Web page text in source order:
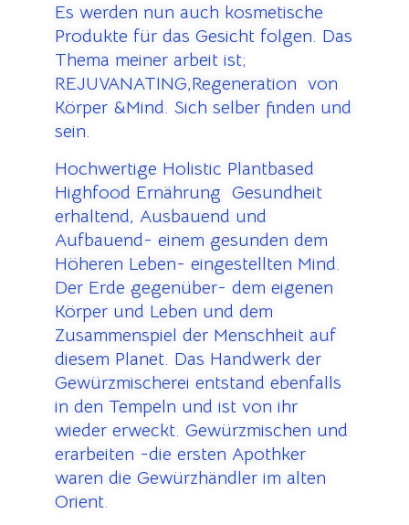
Es werden nun auch kosmetische
Produkte für das Gesicht folgen. Das
Thema meiner arbeit ist;
REJUVANATING,Regeneration von
Körper &Mind. Sich selber finden und
sein.
Hochwertige Holistic Plantbased
Highfood Ernährung Gesundheit
erhaltend, Ausbauend und
Aufbauend- einem gesunden dem
Höheren Leben- eingestellten Mind.
Der Erde gegenüber- dem eigenen
Körper und Leben und dem
Zusammenspiel der Menschheit auf
diesem Planet. Das Handwerk der
Gewürzmischerei entstand ebenfalls
in den Tempeln und ist von ihr
wieder erweckt. Gewürzmischen und
erarbeiten -die ersten Apothker
waren die Gewürzhändler im alten
Orient.